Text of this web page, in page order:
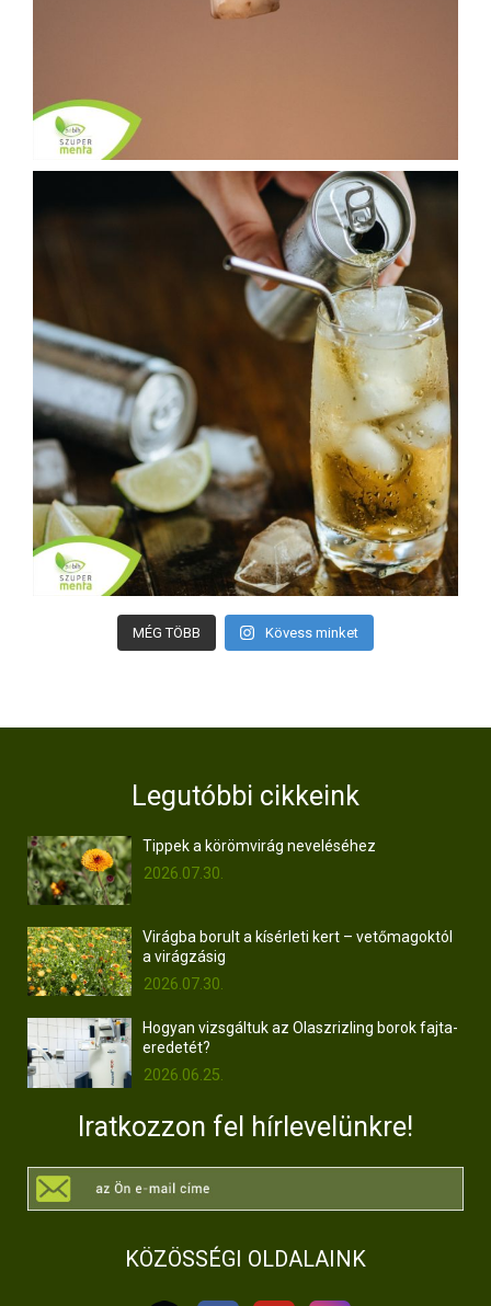
MÉG TÖBB Kövess minket
Legutóbbi cikkeink
Tippek a körömvirág neveléséhez
2026.07.30.
Virágba borult a kísérleti kert – vetőmagoktól
a virágzásig
2026.07.30.
Hogyan vizsgáltuk az Olaszrizling borok fajta-
eredetét?
2026.06.25.
Iratkozzon fel hírlevelünkre!
KÖZÖSSÉGI OLDALAINK